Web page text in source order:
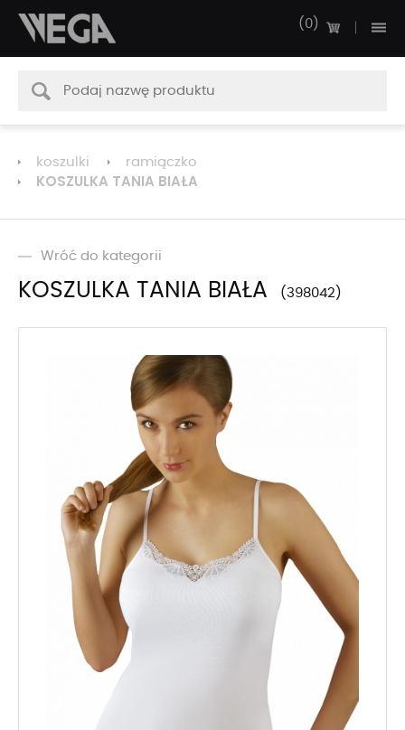
0
koszulki ramiączko
KOSZULKA TANIA BIAŁA
Wróć do kategorii
KOSZULKA TANIA BIAŁA 398042